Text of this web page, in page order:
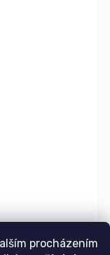
procházením